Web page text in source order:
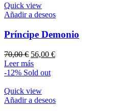
51,50 €.
Quick view
Añadir a deseos
Príncipe Demonio
70,00€ El
precio
original
70,00 €.
56,00 €El
Leer más
-12% Sold out
Quick view
Añadir a deseos